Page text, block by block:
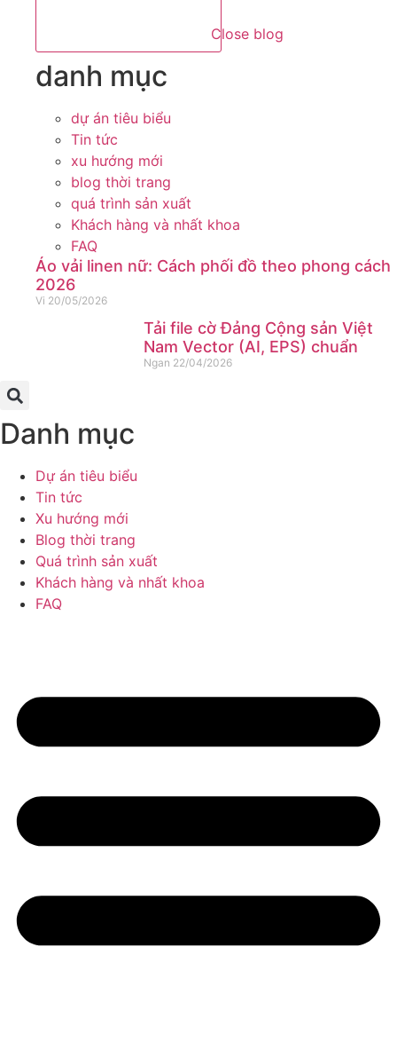
Close blog
danh mục
dự án tiêu biểu
Tin tức
xu hướng mới
blog thời trang
quá trình sản xuất
Khách hàng và nhất khoa
FAQ
Áo vải linen nữ: Cách phối đồ theo phong cách
2026
Vi 20/05/2026
Tải file cờ Đảng Cộng sản Việt
Nam Vector (AI, EPS) chuẩn
Ngan 22/04/2026
Danh mục
Dự án tiêu biểu
Tin tức
Xu hướng mới
Blog thời trang
Quá trình sản xuất
Khách hàng và nhất khoa
FAQ